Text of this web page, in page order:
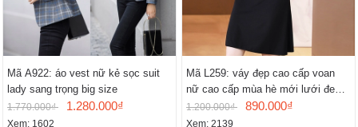
Mã A922: áo vest nữ kẻ sọc suit
lady sang trọng big size
1.770.000₫ 1.280.000₫
Xem: 1602
Mã L259: váy đẹp cao cấp voan
nữ cao cấp mùa hè mới lưới đen
cao cấp khí chất nhỏ tay ngắn
1.200.000₫ 890.000₫
Xem: 2139